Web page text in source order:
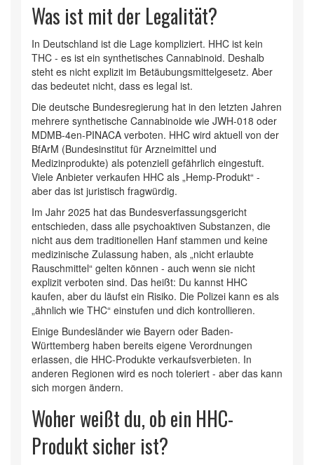
Was ist mit der Legalität?
In Deutschland ist die Lage kompliziert. HHC ist kein
THC - es ist ein synthetisches Cannabinoid. Deshalb
steht es nicht explizit im Betäubungsmittelgesetz. Aber
das bedeutet nicht, dass es legal ist.
Die deutsche Bundesregierung hat in den letzten Jahren
mehrere synthetische Cannabinoide wie JWH-018 oder
MDMB-4en-PINACA verboten. HHC wird aktuell von der
BfArM (Bundesinstitut für Arzneimittel und
Medizinprodukte) als potenziell gefährlich eingestuft.
Viele Anbieter verkaufen HHC als „Hemp-Produkt“ -
aber das ist juristisch fragwürdig.
Im Jahr 2025 hat das Bundesverfassungsgericht
entschieden, dass alle psychoaktiven Substanzen, die
nicht aus dem traditionellen Hanf stammen und keine
medizinische Zulassung haben, als „nicht erlaubte
Rauschmittel“ gelten können - auch wenn sie nicht
explizit verboten sind. Das heißt: Du kannst HHC
kaufen, aber du läufst ein Risiko. Die Polizei kann es als
„ähnlich wie THC“ einstufen und dich kontrollieren.
Einige Bundesländer wie Bayern oder Baden-
Württemberg haben bereits eigene Verordnungen
erlassen, die HHC-Produkte verkaufsverbieten. In
anderen Regionen wird es noch toleriert - aber das kann
sich morgen ändern.
Woher weißt du, ob ein HHC-
Produkt sicher ist?